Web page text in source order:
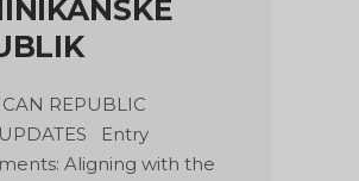
REPUBLIC
UPDATES Entry
Aligning with the